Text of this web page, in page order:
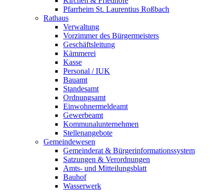
Pfarrheim St. Laurentius Roßbach
Rathaus
Verwaltung
Vorzimmer des Bürgermeisters
Geschäftsleitung
Kämmerei
Kasse
Personal / IUK
Bauamt
Standesamt
Ordnungsamt
Einwohnermeldeamt
Gewerbeamt
Kommunalunternehmen
Stellenangebote
Gemeindewesen
Gemeinderat & Bürgerinformationssystem
Satzungen & Verordnungen
Amts- und Mitteilungsblatt
Bauhof
Wasserwerk